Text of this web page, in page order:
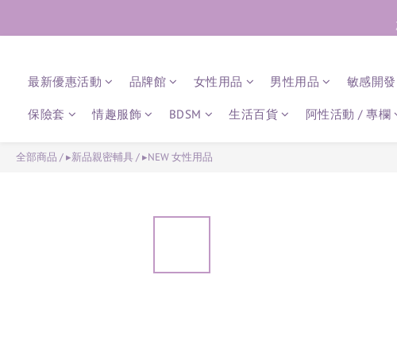
最新優惠活動 品牌館 女性用品 男性用品 敏感開發
保險套 情趣服飾 BDSM 生活百貨 阿性活動 / 專欄
全部商品 /▸新品親密輔具/▸NEW 女性用品